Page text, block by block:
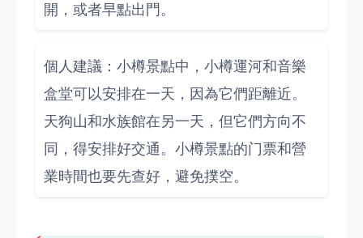
開，或者早點出門。
個人建議：小樽景點中，小樽運河和音樂
盒堂可以安排在一天，因為它們距離近。
天狗山和水族館在另一天，但它們方向不
同，得安排好交通。小樽景點的门票和營
業時間也要先查好，避免撲空。